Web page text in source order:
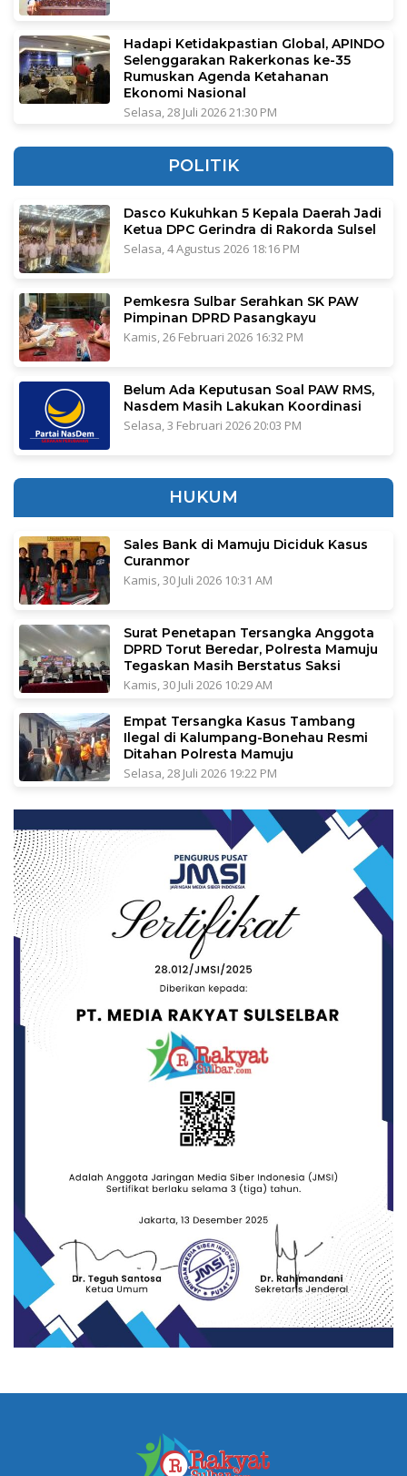
Hadapi Ketidakpastian Global, APINDO
Selenggarakan Rakerkonas ke-35
Rumuskan Agenda Ketahanan
Ekonomi Nasional
Selasa, 28 Juli 2026 21:30 PM
POLITIK
Dasco Kukuhkan 5 Kepala Daerah Jadi
Ketua DPC Gerindra di Rakorda Sulsel
Selasa, 4 Agustus 2026 18:16 PM
Pemkesra Sulbar Serahkan SK PAW
Pimpinan DPRD Pasangkayu
Kamis, 26 Februari 2026 16:32 PM
Belum Ada Keputusan Soal PAW RMS,
Nasdem Masih Lakukan Koordinasi
Selasa, 3 Februari 2026 20:03 PM
HUKUM
Sales Bank di Mamuju Diciduk Kasus
Curanmor
Kamis, 30 Juli 2026 10:31 AM
Surat Penetapan Tersangka Anggota
DPRD Torut Beredar, Polresta Mamuju
Tegaskan Masih Berstatus Saksi
Kamis, 30 Juli 2026 10:29 AM
Empat Tersangka Kasus Tambang
Ilegal di Kalumpang-Bonehau Resmi
Ditahan Polresta Mamuju
Selasa, 28 Juli 2026 19:22 PM